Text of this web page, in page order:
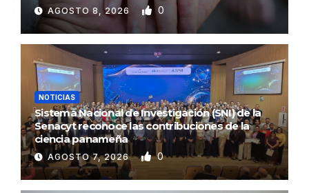
AGOSTO 8, 2026 0
NOTICIAS
Sistema Nacional de Investigación (SNI) de la
Senacyt reconoce las contribuciones de la
ciencia panameña
AGOSTO 7, 2026 0